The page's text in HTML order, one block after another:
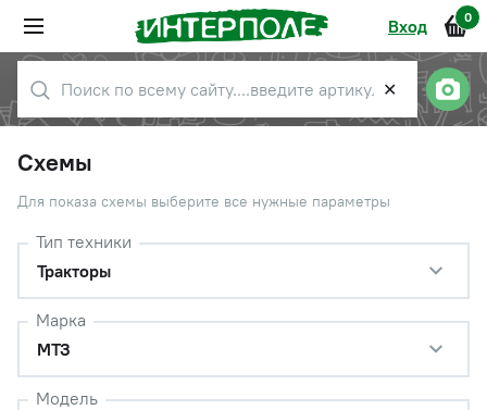
Вход 0
✕
Схемы
Для показа схемы выберите все нужные параметры
Тип техники
Тракторы
Марка
МТЗ
Модель